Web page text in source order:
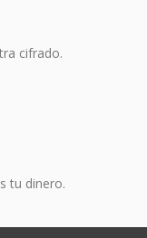
cifrado.
tu dinero.